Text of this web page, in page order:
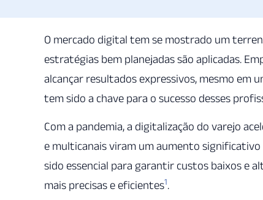
O mercado digital tem se mostrado um
estratégias bem planejadas são aplicadas.
alcançar resultados expressivos, mesmo em
tem sido a chave para o sucesso desses
Com a pandemia, a digitalização do varejo
e multicanais viram um aumento
sido essencial para garantir custos baixos e
mais precisas e eficientes1.